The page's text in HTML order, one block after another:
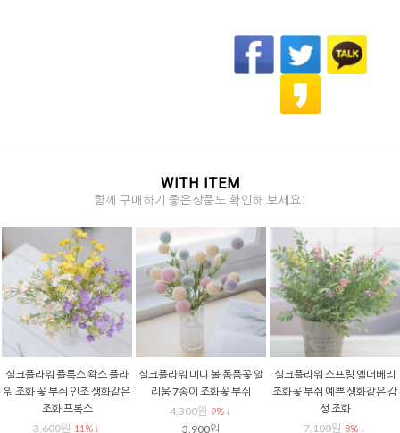
WITH ITEM
함께 구매하기 좋은상품도 확인해 보세요!
실크플라워 플록스 왁스 플라
워 조화 꽃 부쉬 인조 생화같은
조화 프록스
3,600원 11% ↓
실크플라워 미니 볼 폼폼꽃 알
리움 7송이 조화꽃 부쉬
4,300원 9% ↓
3,900원
실크플라워 스프링 엘더베리
조화꽃 부쉬 예쁜 생화같은 감
성 조화
7,100원 8% ↓